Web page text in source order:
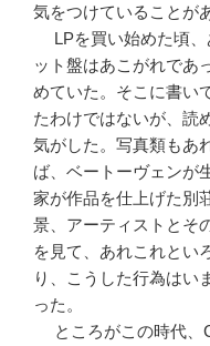
気をつけていることが
LPを買い始めた頃、
ット盤はあこがれであ
めていた。そこに書い
たわけではないが、読
気がした。写真類もあ
ば、ベートーヴェンが
家が作品を仕上げた別
景、アーティストとそ
を見て、あれこれとい
り、こうした行為はい
った。
ところがこの時代、